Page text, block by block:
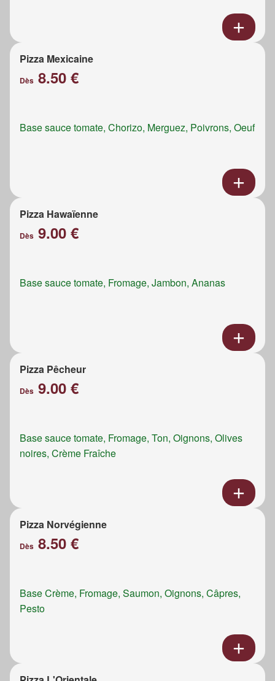
Pizza Mexicaine
Dès 8.50 €
Base sauce tomate, Chorizo, Merguez, Poivrons, Oeuf
Pizza Hawaïenne
Dès 9.00 €
Base sauce tomate, Fromage, Jambon, Ananas
Pizza Pêcheur
Dès 9.00 €
Base sauce tomate, Fromage, Ton, Oignons, Olives
noires, Crème Fraîche
Pizza Norvégienne
Dès 8.50 €
Base Crème, Fromage, Saumon, Oignons, Câpres,
Pesto